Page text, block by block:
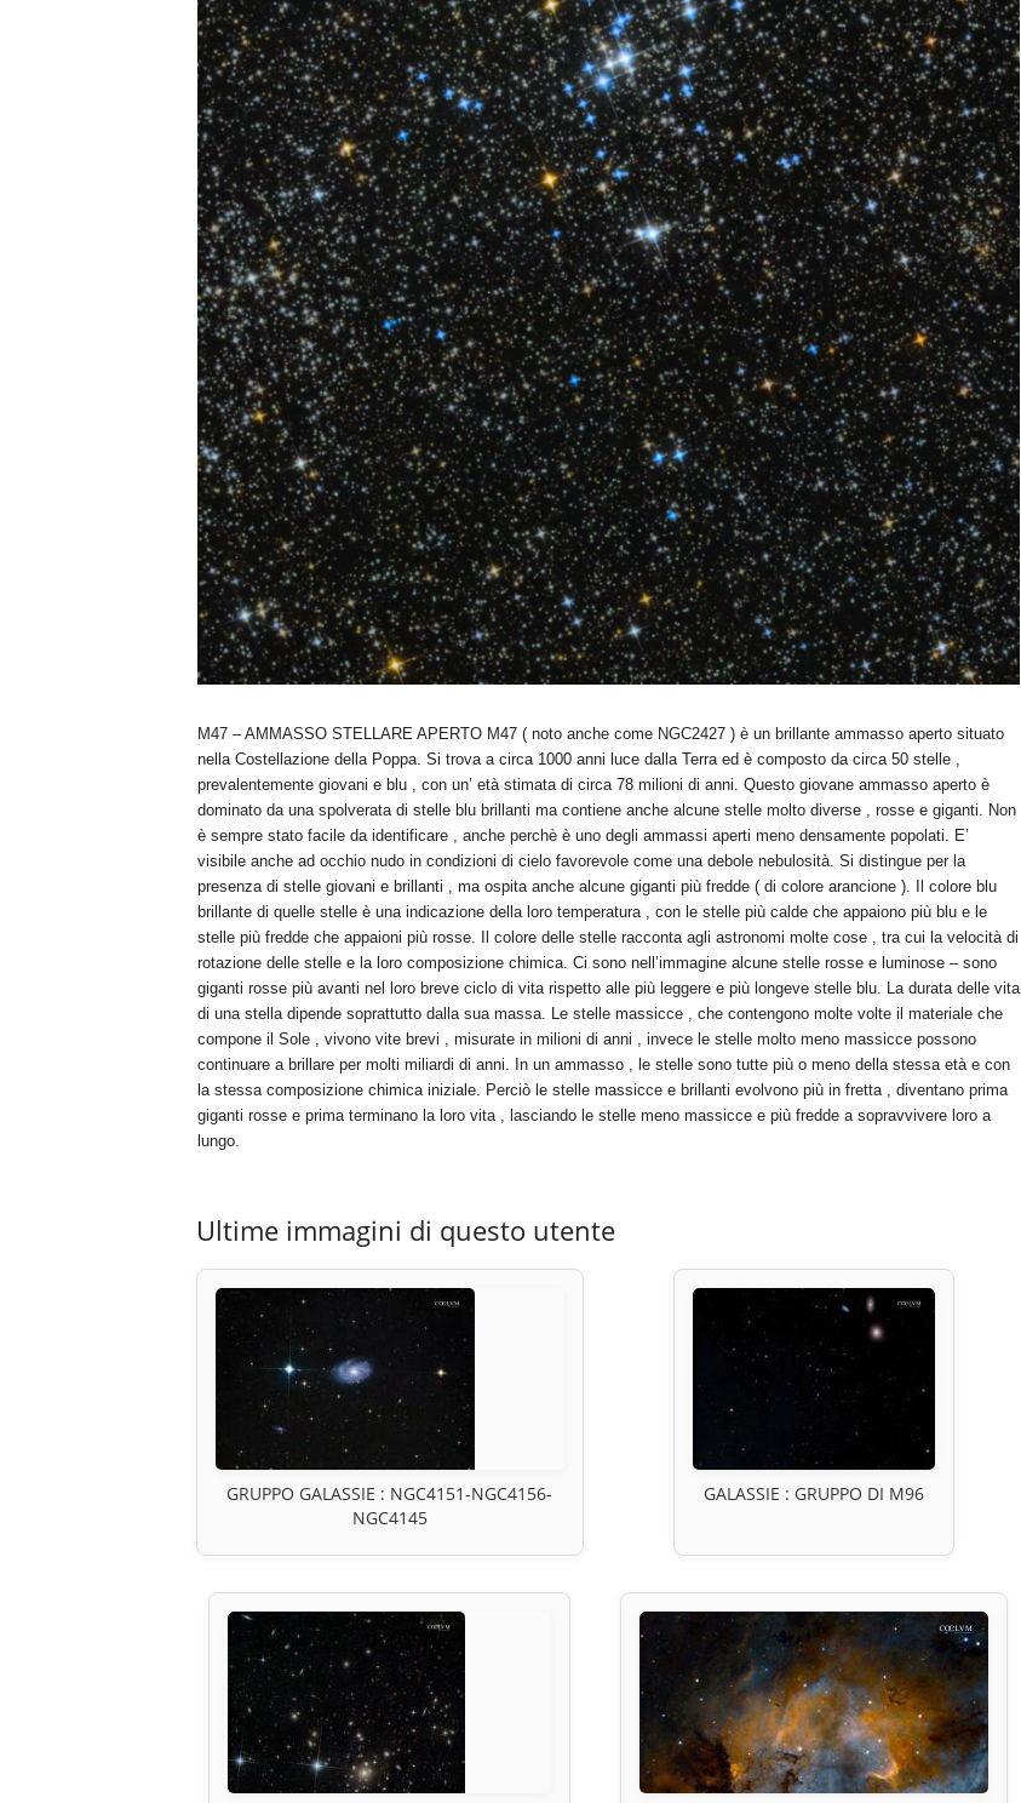
M47 – AMMASSO STELLARE APERTO M47 ( noto anche come NGC2427 ) è un brillante ammasso aperto situato
nella Costellazione della Poppa. Si trova a circa 1000 anni luce dalla Terra ed è composto da circa 50 stelle ,
prevalentemente giovani e blu , con un’ età stimata di circa 78 milioni di anni. Questo giovane ammasso aperto è
dominato da una spolverata di stelle blu brillanti ma contiene anche alcune stelle molto diverse , rosse e giganti. Non
è sempre stato facile da identificare , anche perchè è uno degli ammassi aperti meno densamente popolati. E’
visibile anche ad occhio nudo in condizioni di cielo favorevole come una debole nebulosità. Si distingue per la
presenza di stelle giovani e brillanti , ma ospita anche alcune giganti più fredde ( di colore arancione ). Il colore blu
brillante di quelle stelle è una indicazione della loro temperatura , con le stelle più calde che appaiono più blu e le
stelle più fredde che appaioni più rosse. Il colore delle stelle racconta agli astronomi molte cose , tra cui la velocità di
rotazione delle stelle e la loro composizione chimica. Ci sono nell’immagine alcune stelle rosse e luminose – sono
giganti rosse più avanti nel loro breve ciclo di vita rispetto alle più leggere e più longeve stelle blu. La durata delle vita
di una stella dipende soprattutto dalla sua massa. Le stelle massicce , che contengono molte volte il materiale che
compone il Sole , vivono vite brevi , misurate in milioni di anni , invece le stelle molto meno massicce possono
continuare a brillare per molti miliardi di anni. In un ammasso , le stelle sono tutte più o meno della stessa età e con
la stessa composizione chimica iniziale. Perciò le stelle massicce e brillanti evolvono più in fretta , diventano prima
giganti rosse e prima terminano la loro vita , lasciando le stelle meno massicce e più fredde a sopravvivere loro a
lungo.
Ultime immagini di questo utente
GRUPPO GALASSIE : NGC4151-NGC4156-
NGC4145
GALASSIE : GRUPPO DI M96